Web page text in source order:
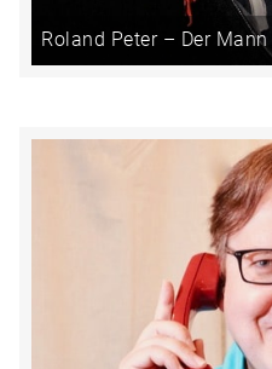
Roland Peter – Der